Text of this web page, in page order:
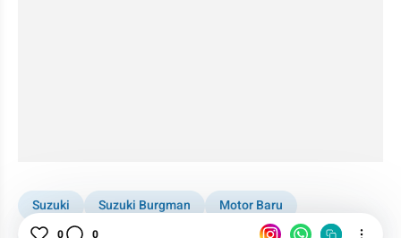
Suzuki Suzuki Burgman
Motor Baru
0 0